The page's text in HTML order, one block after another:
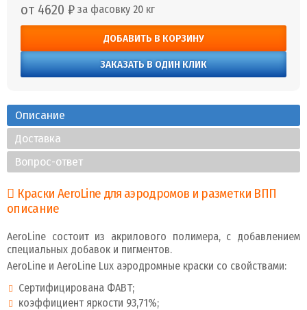
от 4620 ₽ за фасовку 20 кг
ДОБАВИТЬ В КОРЗИНУ
ЗАКАЗАТЬ В ОДИН КЛИК
Описание
Доставка
Вопрос-ответ
Краски AeroLine для аэродромов и разметки ВПП
описание
AeroLine состоит из акрилового полимера, с добавлением
специальных добавок и пигментов.
AeroLine и AeroLine Lux аэродромные краски со свойствами:
Сертифицирована ФАВТ;
коэффициент яркости 93,71%;